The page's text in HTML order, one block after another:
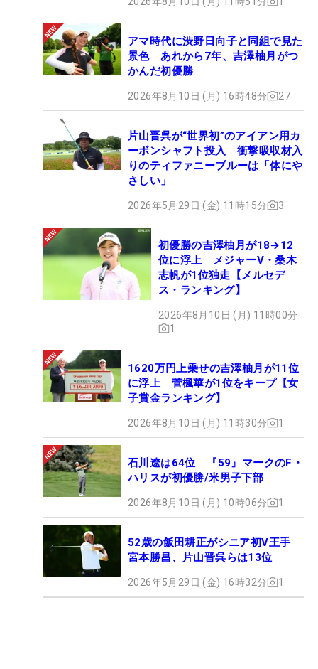
アマ時代に渋野日向子と同組で見た
景色 あれから7年、吉澤柚月がつ
かんだ初優勝
2026年8月10日 (月) 16時48分 27
片山晋呉が“世界初”のアイアン用カ
ーボンシャフト投入 衝撃吸収材入
りのティファニーブルーは「体にや
さしい」
2026年5月29日 (金) 11時15分 3
初優勝の吉澤柚月が18→12
位に浮上 メジャーV・桑木
志帆が1位独走【メルセデ
ス・ランキング】
2026年8月10日 (月) 11時00分
1
1620万円上乗せの吉澤柚月が11位
に浮上 菅楓華が1位をキープ【女
子賞金ランキング】
2026年8月10日 (月) 11時30分 1
石川遼は64位 『59』マークのF・
ハリスが初優勝/米男子下部
2026年8月10日 (月) 10時06分 1
52歳の飯田耕正がシニア初V王手
宮本勝昌、片山晋呉らは13位
2026年5月29日 (金) 16時32分 1